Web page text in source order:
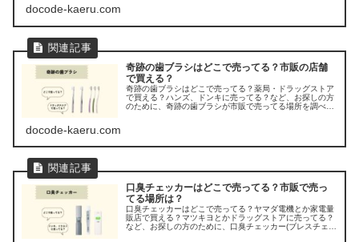
docode-kaeru.com
奇跡の歯ブラシはどこで売ってる？市販の店舗
で買える？
奇跡の歯ブラシはどこで売ってる？薬局・ドラッグストア
で買える？ハンズ、ドンキに売ってる？など、お探しの方
のために、奇跡の歯ブラシが市販で売ってる場所を調べて
docode-kaeru.com
口臭チェッカーはどこで売ってる？市販で売っ
てる場所は？
口臭チェッカーはどこで売ってる？ヤマダ電機とか家電量
販店で買える？マツキヨとかドラッグストアに売ってる？
など、お探しの方のために、口臭チェッカー(ブレスチェッ